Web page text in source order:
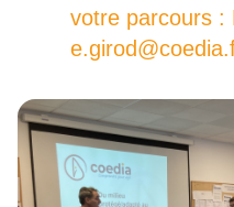
votre parcours :